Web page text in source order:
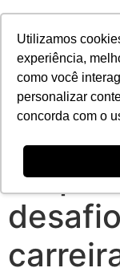
Utilizamos
experiência,
como você
personalizar
concorda com o
os-